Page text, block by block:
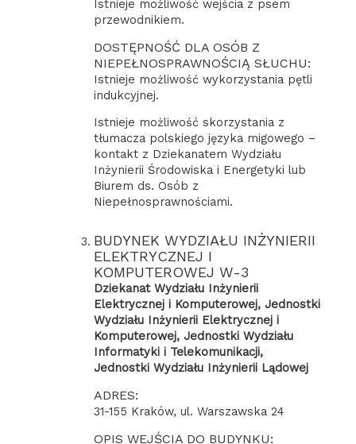
Istnieje możliwość wejścia z psem
przewodnikiem.
DOSTĘPNOŚĆ DLA OSÓB Z
NIEPEŁNOSPRAWNOŚCIĄ SŁUCHU:
Istnieje możliwość wykorzystania pętli
indukcyjnej.
Istnieje możliwość skorzystania z
tłumacza polskiego języka migowego –
kontakt z Dziekanatem Wydziału
Inżynierii Środowiska i Energetyki lub
Biurem ds. Osób z
Niepełnosprawnościami.
BUDYNEK WYDZIAŁU INŻYNIERII
ELEKTRYCZNEJ I
KOMPUTEROWEJ W-3
Dziekanat Wydziału Inżynierii
Elektrycznej i Komputerowej, Jednostki
Wydziału Inżynierii Elektrycznej i
Komputerowej, Jednostki Wydziału
Informatyki i Telekomunikacji,
Jednostki Wydziału Inżynierii Lądowej
ADRES:
31-155 Kraków, ul. Warszawska 24
OPIS WEJŚCIA DO BUDYNKU: